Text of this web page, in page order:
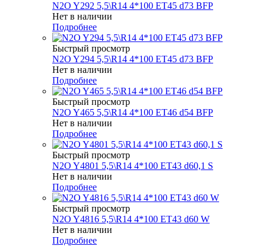
N2O Y292 5,5\R14 4*100 ET45 d73 BFP
Нет в наличии
Подробнее
Быстрый просмотр
N2O Y294 5,5\R14 4*100 ET45 d73 BFP
Нет в наличии
Подробнее
Быстрый просмотр
N2O Y465 5,5\R14 4*100 ET46 d54 BFP
Нет в наличии
Подробнее
Быстрый просмотр
N2O Y4801 5,5\R14 4*100 ET43 d60,1 S
Нет в наличии
Подробнее
Быстрый просмотр
N2O Y4816 5,5\R14 4*100 ET43 d60 W
Нет в наличии
Подробнее